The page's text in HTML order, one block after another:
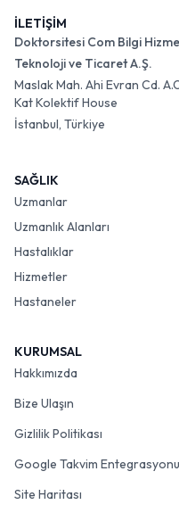
İLETİŞİM
Doktorsitesi Com Bilgi
Teknoloji ve Ticaret A.Ş.
Maslak Mah. Ahi Evran Cd.
Kat Kolektif House
İstanbul, Türkiye
SAĞLIK
Uzmanlar
Uzmanlık Alanları
Hastalıklar
Hizmetler
Hastaneler
KURUMSAL
Hakkımızda
Bize Ulaşın
Gizlilik Politikası
Google Takvim Entegrasyonu
Site Haritası